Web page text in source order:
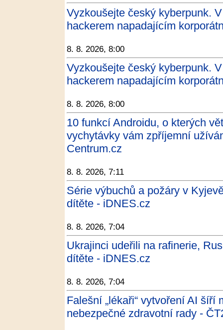
Vyzkoušejte český kyberpunk.
hackerem napadajícím
8. 8. 2026, 8:00
Vyzkoušejte český kyberpunk.
hackerem napadajícím
8. 8. 2026, 8:00
10 funkcí Androidu, o kterých
vychytávky vám zpříjemní
Centrum.cz
8. 8. 2026, 7:11
Série výbuchů a požáry v
dítěte - iDNES.cz
8. 8. 2026, 7:04
Ukrajinci udeřili na rafinerie,
dítěte - iDNES.cz
8. 8. 2026, 7:04
Falešní „lékaři“ vytvoření AI šíří
nebezpečné zdravotní rady -